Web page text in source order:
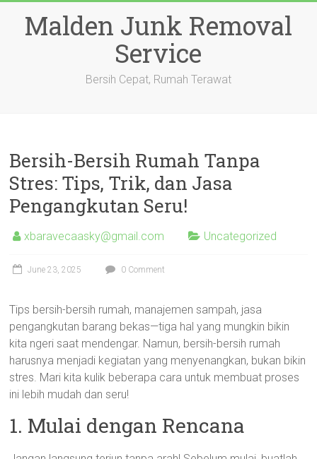
contentMalden Junk Removal
Service
Bersih Cepat, Rumah Terawat
Bersih-Bersih Rumah Tanpa
Stres: Tips, Trik, dan Jasa
Pengangkutan Seru!
xbaravecaasky@gmail.com Uncategorized
June 23, 2025 0 Comment
Tips bersih-bersih rumah, manajemen sampah, jasa
pengangkutan barang bekas—tiga hal yang mungkin bikin
kita ngeri saat mendengar. Namun, bersih-bersih rumah
harusnya menjadi kegiatan yang menyenangkan, bukan bikin
stres. Mari kita kulik beberapa cara untuk membuat proses
ini lebih mudah dan seru!
1. Mulai dengan Rencana